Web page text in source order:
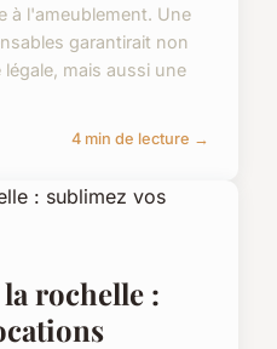
à l'ameublement. Une
garantirait non
mais aussi une
4 min de lecture →
rochelle :